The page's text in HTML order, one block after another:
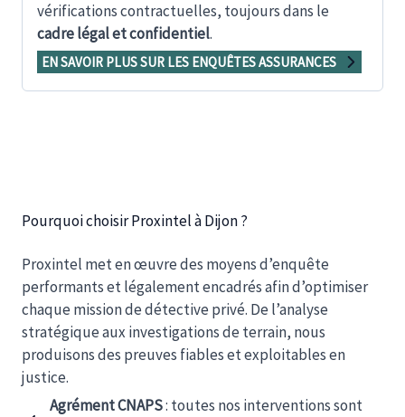
vérifications contractuelles, toujours dans le
cadre légal et confidentiel.
EN SAVOIR PLUS SUR LES ENQUÊTES ASSURANCES
Pourquoi choisir Proxintel à Dijon ?
Proxintel met en œuvre des moyens d’enquête
performants et légalement encadrés afin d’optimiser
chaque mission de détective privé. De l’analyse
stratégique aux investigations de terrain, nous
produisons des preuves fiables et exploitables en
justice.
Agrément CNAPS: toutes nos interventions sont